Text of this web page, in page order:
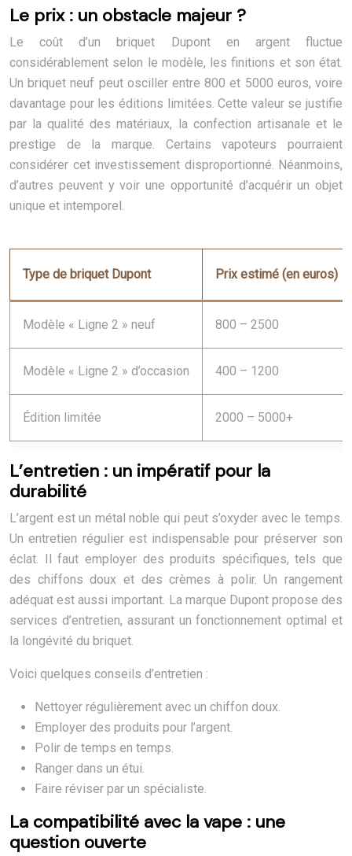
Le prix : un obstacle majeur ?
Le coût d’un briquet Dupont en argent fluctue
considérablement selon le modèle, les finitions et son état.
Un briquet neuf peut osciller entre 800 et 5000 euros, voire
davantage pour les éditions limitées. Cette valeur se justifie
par la qualité des matériaux, la confection artisanale et le
prestige de la marque. Certains vapoteurs pourraient
considérer cet investissement disproportionné. Néanmoins,
d’autres peuvent y voir une opportunité d’acquérir un objet
unique et intemporel.
Type de briquet Dupont Prix estimé (en euros)
Modèle « Ligne 2 » neuf 800 – 2500
Modèle « Ligne 2 » d’occasion 400 – 1200
Édition limitée 2000 – 5000+
L’entretien : un impératif pour la
durabilité
L’argent est un métal noble qui peut s’oxyder avec le temps.
Un entretien régulier est indispensable pour préserver son
éclat. Il faut employer des produits spécifiques, tels que
des chiffons doux et des crèmes à polir. Un rangement
adéquat est aussi important. La marque Dupont propose des
services d’entretien, assurant un fonctionnement optimal et
la longévité du briquet.
Voici quelques conseils d’entretien :
Nettoyer régulièrement avec un chiffon doux.
Employer des produits pour l’argent.
Polir de temps en temps.
Ranger dans un étui.
Faire réviser par un spécialiste.
La compatibilité avec la vape : une
question ouverte